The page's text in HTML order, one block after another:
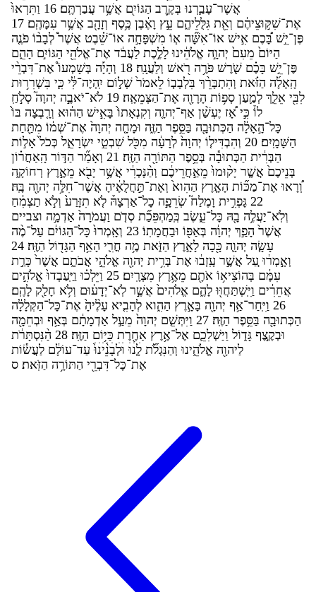
אשר־עברנוּ בקרב הגוים אשר עברתם 16 ותראו
את־שקוציהם ואת גלליהם עץ ואבן כסף וזהב אשר עמהם 17
פן־יש ׁבכם איש אוֹ־אשה או משפחה אוֹ־שבט אשר֩לבבו פנה
היום מעם יהוה אלהינוּ ללכת לעבד את־אלהי הגוים ההם
פן־יש בכם שרש פרה ראש ולענה 18 והיה בשמעוֹ֩את־דברי
האלה הזאת והתברך בלבבו לאמר שלום יהיה־לי כי בשררות
לבי אלך למען ספות הרוה את־הצמאה 19 לא־יאבה יהוה֮סלח
לו כיאז יעשן אף־יהוה וקנאתוֹ֙ באיש ההוא ורבצה בו
כל־האלה הכתובה בספר הזה ומחה יהוה את־שמו מתחת
השמים 20 והבדילו יהוה לרעה מכל שבטי ישראל ככל֙אלות
הברית הכתובה בספר התורה הזה 21 ואמר הדור האחרון
בניכם אשר יקומוּ֙ מאחריכם והנכרי אשר יבא מארץ רחוקה
וראוּ את־מכות הארץ ההוא ואת־תחלאיה אשר־חלה יהוה בה
22 גפרית ומלח֮שרפה כל־ארצה לא תזרע ולא תצמח
ולא־יעלה בה כל־עשב כמהפכת סדם ועמרה אדמה וצביים
אשר הפך יהוה באפו ובחמתו 23 ואמרוּ֙ כל־הגוים על־מה
עשה יהוה ככה לארץ הזאת מה חרי האף הגדול הזה 24
ואמרוּ על אשר עזבוּ את־ברית יהוה אלהי אבתם אשר כרת
עמם בהוציאו אתם מארץ מצרים 25 וילכוּ ויעבדוּ֙ אלהים
אחרים וישתחווּ להם אלהים אשר לא־ידעום ולא חלק להם
26 ויחר־אף יהוה בארץ ההוא להביא עליה את־כל־הקללה
הכתובה בספר הזה 27 ויתשם יהוה מעל אדמתם באף ובחמה
ובקצף גדול וישלכם אל־ארץ אחרת כיום הזה 28 הנסתרת
ליהוה אלהינוּ והנגלת לנוּׄ ולבנינוּׄ֙ עד־עולם לעשות
את־כל־דברי התורה הזאת ס